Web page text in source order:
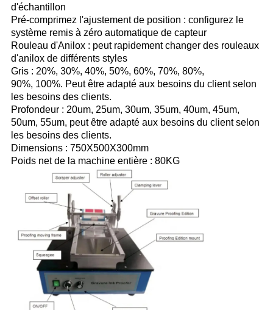
d'échantillon
Pré-comprimez l'ajustement de position : configurez le
système remis à zéro automatique de capteur
Rouleau d'Anilox : peut rapidement changer des rouleaux
d'anilox de différents styles
Gris : 20%, 30%, 40%, 50%, 60%, 70%, 80%,
90%, 100%. Peut être adapté aux besoins du client selon
les besoins des clients.
Profondeur : 20um, 25um, 30um, 35um, 40um, 45um,
50um, 55um, peut être adapté aux besoins du client selon
les besoins des clients.
Dimensions : 750X500X300mm
Poids net de la machine entière : 80KG